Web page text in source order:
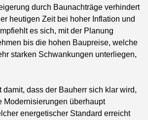
durch Baunachträge verhindert
heutigen Zeit bei hoher Inflation und
es sich, mit der Planung
bis die hohen Baupreise, welche
starken Schwankungen unterliegen,
damit, dass der Bauherr sich klar wird,
Modernisierungen überhaupt
energetischer Standard erreicht